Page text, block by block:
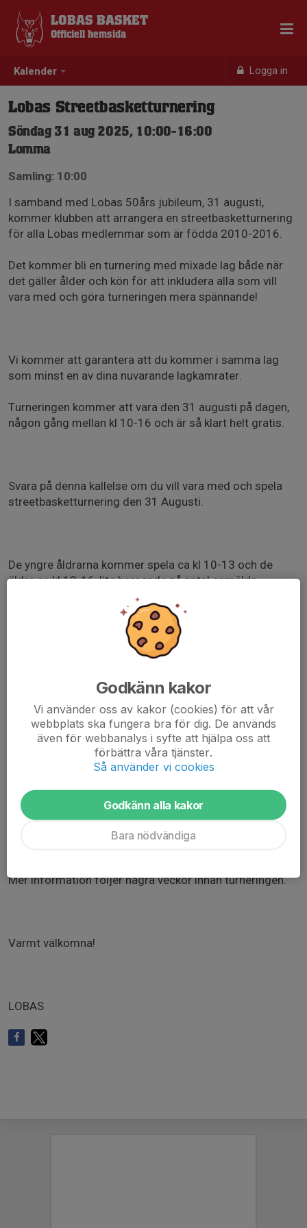
Kalender Logga in
LOBAS BASKET
Officiell hemsida
Lobas Streetbasketturnering
Söndag 31 aug 2025, 10:00-16:00
Lomma
Samling: 10:00
I samband med Lobas 50års jubileum, 31 augusti,
kommer klubben att arrangera en streetbasketturnering
för alla Lobas medlemmar som är födda 2010-2016.
Det kommer bli en turnering med mixade lag både när
det gäller ålder och kön för att inkludera alla som vill
vara med och göra turneringen mera spännande!
Vi kommer att garantera att du kommer i samma lag
som minst en av dina nuvarande lagkamrater.
Turneringen kommer att vara den 31 augusti på dagen,
någon gång mellan kl 10-16 och är så klart helt gratis.
Svara på denna kallelse om du vill vara med och spela
streetbasketturnering den 31 Augusti.
De yngre åldrarna kommer spela ca kl 10-13 och de
äldre ca kl 13-16, lite beroende på antal anmälda.
OBS svara senast den 10 augusti.
Vi ser fram emot en heldag med massor med basket,
härlig musik, mat och massa annat kul!
klart ändå välkommen att komma och heja på dina
kompisar.
Mer information följer några veckor innan turneringen.
Varmt välkomna!
LOBAS
Godkänn kakor
Vi använder oss av kakor (cookies) för att vår
webbplats ska fungera bra för dig. De används
även för webbanalys i syfte att hjälpa oss att
förbättra våra tjänster.
Så använder vi cookies
Godkänn alla kakor
Bara nödvändiga